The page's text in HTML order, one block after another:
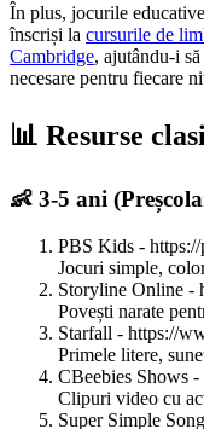
În plus, jocurile
înscriși la cursurile de
Cambridge, ajutându-i
necesare pentru fiecare
📊 Resurse
👶 3-5 ani
PBS Kids - https://
Jocuri simple,
Storyline Online -
Povești narate
Starfall - https://
Primele litere,
CBeebies Shows
Clipuri video cu
Super Simple